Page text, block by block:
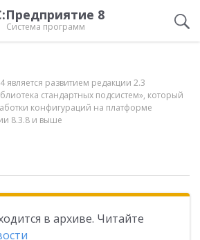
8
Система программ
является развитием редакции 2.3
стандартных подсистем», который
конфигураций на платформе
8.3.8 и выше
в архиве. Читайте